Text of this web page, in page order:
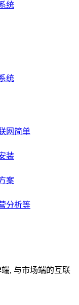
统
统
网简单
装
案
分析等
, 与市场端的互联